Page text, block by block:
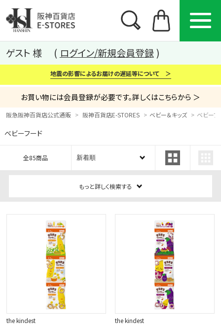
カテゴリー ブランド 特集
から探す
ゲスト 様 ログイン/新規会員登録
地震の影響によるお届けの遅延等について ＞
お買い物には会員登録が必要です。詳しくはこちらから ＞
阪急阪神百貨店公式通販 阪神百貨店E-STORES ベビー＆キッズ ベビーフ
ベビーフード
全85商品
もっと詳しく検索する
the kindest
the kindest